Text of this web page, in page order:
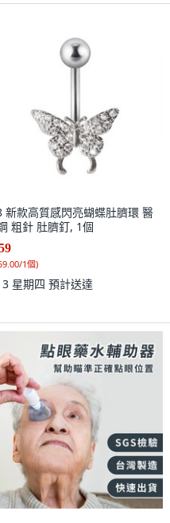
新款高質感閃亮蝴蝶肚臍環 醫
粗針 肚臍釘, 1個
1個)
星期四 預計送達